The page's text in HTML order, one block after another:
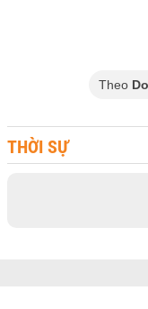
Theo
THỜI SỰ